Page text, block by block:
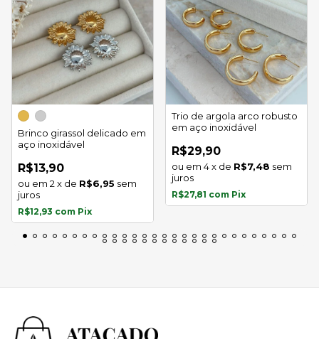
Brinco girassol delicado em
aço inoxidável
R$13,90
2 x de R$6,95 sem
juros
R$12,93 com Pix
Trio de argola arco robusto
em aço inoxidável
R$29,90
4x de R$7,48 sem
juros
R$27,81 com Pix